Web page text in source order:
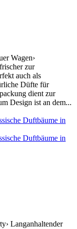
Wagen›
zur
auch als
Düfte für
dient zur
Design ist an dem...
Langanhaltender